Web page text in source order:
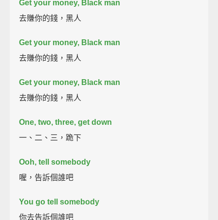
Get your money, Black man
去賺你的錢，黑人
Get your money, Black man
去賺你的錢，黑人
Get your money, Black man
去賺你的錢，黑人
One, two, three, get down
一、二、三，跪下
Ooh, tell somebody
喔，告訴個誰吧
You go tell somebody
你去告訴個誰吧